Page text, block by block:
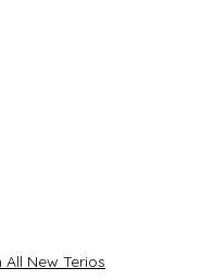
New Terios